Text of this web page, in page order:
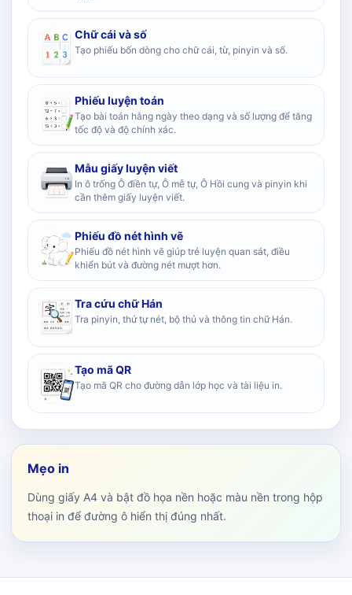
Chữ cái và số
Tạo phiếu bốn dòng cho chữ cái, từ, pinyin và số.
Phiếu luyện toán
Tạo bài toán hằng ngày theo dạng và số lượng để tăng
tốc độ và độ chính xác.
Mẫu giấy luyện viết
In ô trống Ô điền tự, Ô mễ tự, Ô Hồi cung và pinyin khi
cần thêm giấy luyện viết.
Phiếu đồ nét hình vẽ
Phiếu đồ nét hình vẽ giúp trẻ luyện quan sát, điều
khiển bút và đường nét mượt hơn.
Tra cứu chữ Hán
Tra pinyin, thứ tự nét, bộ thủ và thông tin chữ Hán.
Tạo mã QR
Tạo mã QR cho đường dẫn lớp học và tài liệu in.
Mẹo in
Dùng giấy A4 và bật đồ họa nền hoặc màu nền trong hộp
thoại in để đường ô hiển thị đúng nhất.